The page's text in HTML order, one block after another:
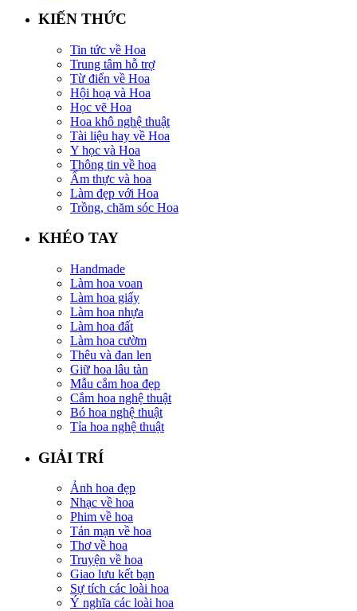
KIẾN THỨC
Tin tức về Hoa
Trung tâm hỗ trợ
Từ điển về Hoa
Hội hoạ và Hoa
Học vẽ Hoa
Hoa khô nghệ thuật
Tài liệu hay về Hoa
Y học và Hoa
Thông tin về hoa
Ẩm thực và hoa
Làm đẹp với Hoa
Trồng, chăm sóc Hoa
KHÉO TAY
Handmade
Làm hoa voan
Làm hoa giấy
Làm hoa nhựa
Làm hoa đất
Làm hoa cườm
Thêu và đan len
Giữ hoa lâu tàn
Mẫu cắm hoa đẹp
Cắm hoa nghệ thuật
Bó hoa nghệ thuật
Tỉa hoa nghệ thuật
GIẢI TRÍ
Ảnh hoa đẹp
Nhạc về hoa
Phim về hoa
Tản mạn về hoa
Thơ về hoa
Truyện về hoa
Giao lưu kết bạn
Sự tích các loài hoa
Ý nghĩa các loài hoa